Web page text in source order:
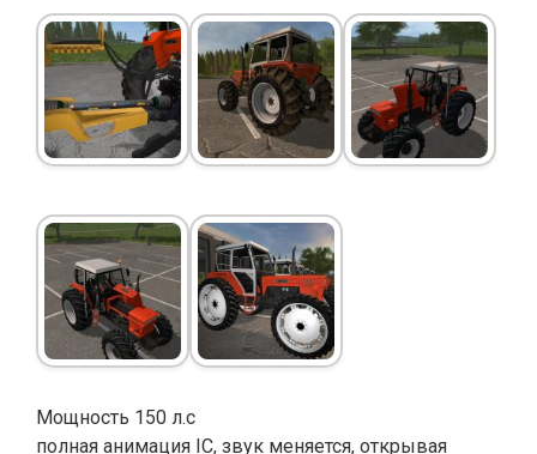
Мощность 150 л.с
полная анимация IC, звук меняется, открывая